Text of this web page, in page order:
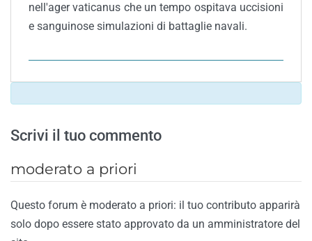
nell'ager vaticanus che un tempo ospitava uccisioni
e sanguinose simulazioni di battaglie navali.
Scrivi il tuo commento
moderato a priori
Questo forum è moderato a priori: il tuo contributo apparirà
solo dopo essere stato approvato da un amministratore del